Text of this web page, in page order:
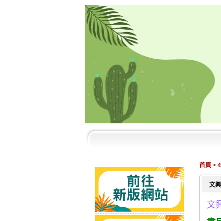
首頁 >
文
文